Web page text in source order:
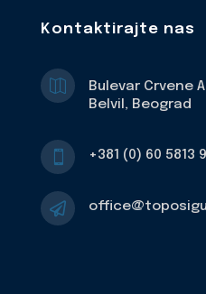
Kontaktirajte nas

Bulevar Crvene
Belvil, Beograd
 +381 (0) 60 5813
